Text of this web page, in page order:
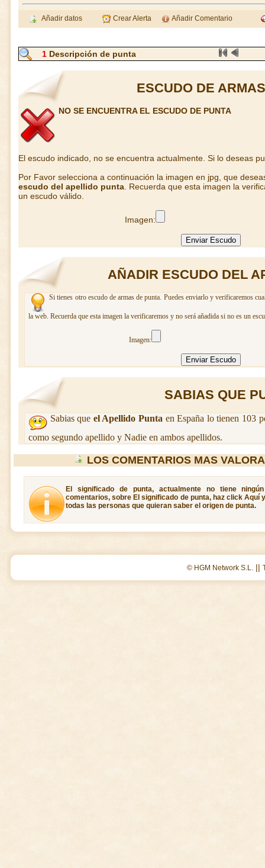
Añadir datos Crear Alerta Añadir Comentario
1 Descripción de punta
ESCUDO DE
NO SE ENCUENTRA EL ESCUDO DE PUNTA
El escudo indicado, no se encuentra actualmente. Si lo deseas
Por Favor selecciona a continuación la imagen en jpg, que
escudo del apellido punta . Recuerda que esta imagen la
un escudo válido.
Imagen:
AÑADIR ESCUDO DEL
Si tienes otro escudo de armas de punta. Puedes enviarlo y verificaremos
la web. Recuerda que esta imagen la verificaremos y no será añadida si no es un
Imagen:
SABIAS QUE
Sabias que el Apellido Punta en España lo tienen 103
como segundo apellido y Nadie en ambos apellidos.
LOS COMENTARIOS MAS
El significado de punta, actualmente no tiene
comentarios, sobre El significado de punta, haz click Aquí
todas las personas que quieran saber el origen de punta.
© HGM Network S.L. ||